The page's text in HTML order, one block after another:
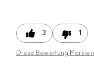
3 1
Diese Bewertung